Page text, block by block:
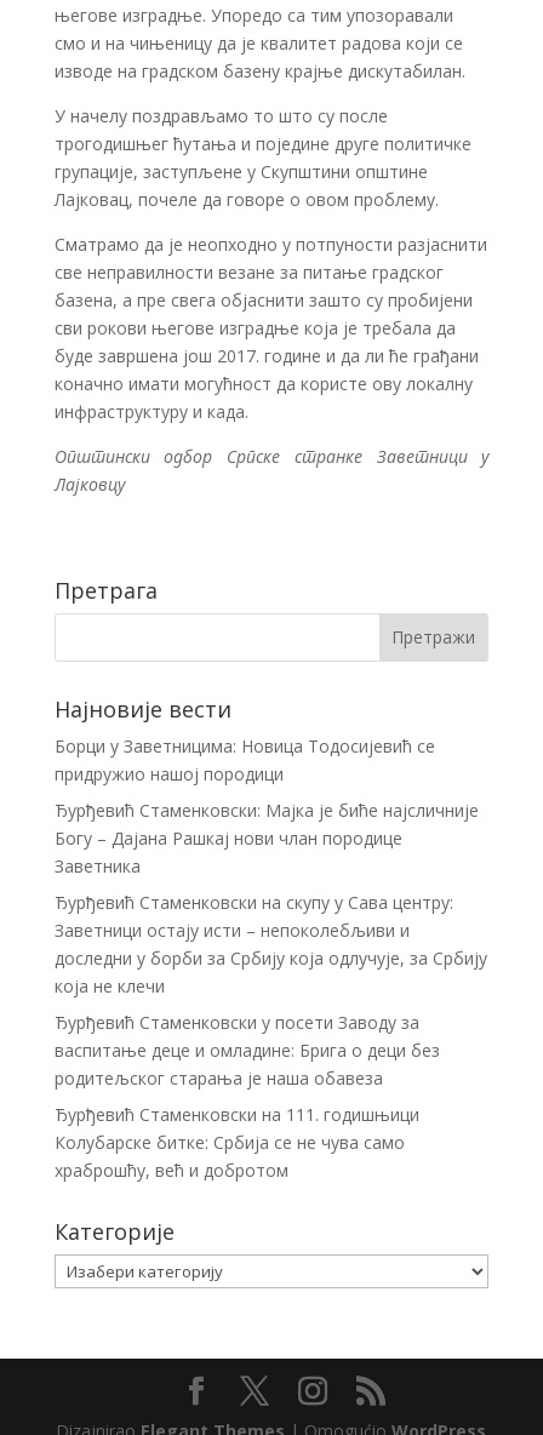
његове изградње. Упоредо са тим упозоравали
смо и на чињеницу да је квалитет радова који се
изводе на градском базену крајње дискутабилан.
У начелу поздрављамо то што су после
трогодишњег ћутања и поједине друге политичке
групације, заступљене у Скупштини општине
Лајковац, почеле да говоре о овом проблему.
Сматрамо да је неопходно у потпуности разјаснити
све неправилности везане за питање градског
базена, а пре свега објаснити зашто су пробијени
сви рокови његове изградње која је требала да
буде завршена још 2017. године и да ли ће грађани
коначно имати могућност да користе ову локалну
инфраструктуру и када.
Општински одбор Српске странке Заветници у
Лајковцу
Претрага
Најновије вести
Борци у Заветницима: Новица Тодосијевић се
придружио нашој породици
Ђурђевић Стаменковски: Мајка је биће најсличније
Богу – Дајана Рашкај нови члан породице
Заветника
Ђурђевић Стаменковски на скупу у Сава центру:
Заветници остају исти – непоколебљиви и
доследни у борби за Србију која одлучује, за Србију
која не клечи
Ђурђевић Стаменковски у посети Заводу за
васпитање деце и омладине: Брига о деци без
родитељског старања је наша обавеза
Ђурђевић Стаменковски на 111. годишњици
Колубарске битке: Србија се не чува само
храброшћу, већ и добротом
Категорије
Категорије
Dizajnirao Elegant Themes | OmogućioWordPress